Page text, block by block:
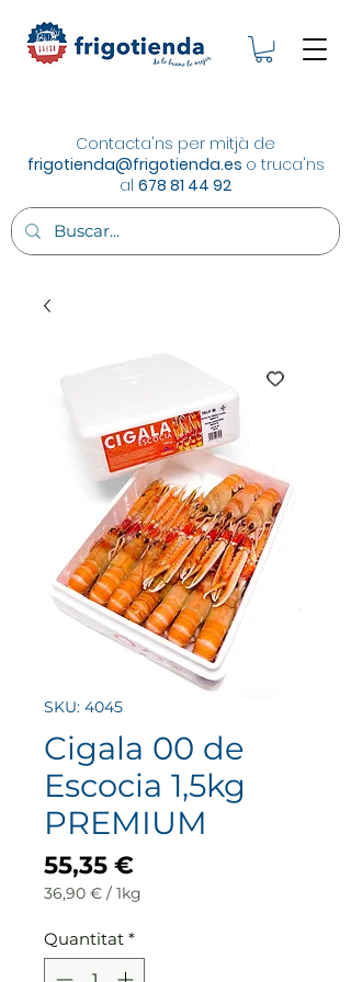
Contacta'ns per mitjà de
frigotienda@frigotienda.es o truca'ns
al 678 81 44 92
SKU: 4045
Cigala 00 de
Escocia 1,5kg
PREMIUM
55,35 €Price
36,90 € / 1kg
per
1
Quantitat *